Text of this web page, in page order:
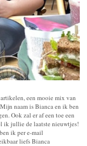
een mooie mix van
naam is Bianca en ik ben
Ook zal er af een toe een
ik jullie de laatste nieuwtjes!
ik per e-mail
liefs Bianca